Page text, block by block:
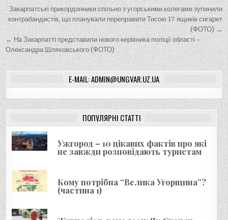
Н
а
в
і
г
а
ц
і
я
з
а
п
и
с
і
Закарпатські прикордонники спільно з угорськими колегами зупинили
контрабандистів, що планували переправити Тисою 17 ящиків сигарет
(ФОТО) →
← На Закарпатті представили нового керівника поліції області –
Олександра Шляховського (ФОТО)
E-MAIL: ADMIN@UNGVAR.UZ.UA
ПОПУЛЯРНІ СТАТТІ
Ужгород – 10 цікавих фактів про які
не завжди розповідають туристам
Кому потрібна “Велика Угорщина”?
(частина 1)